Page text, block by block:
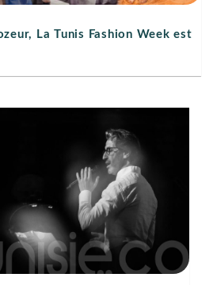
La Tunis Fashion Week est